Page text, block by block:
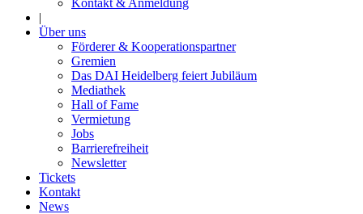
Kontakt & Anmeldung
|
Über uns
Förderer & Kooperationspartner
Gremien
Das DAI Heidelberg feiert Jubiläum
Mediathek
Hall of Fame
Vermietung
Jobs
Barrierefreiheit
Newsletter
Tickets
Kontakt
News